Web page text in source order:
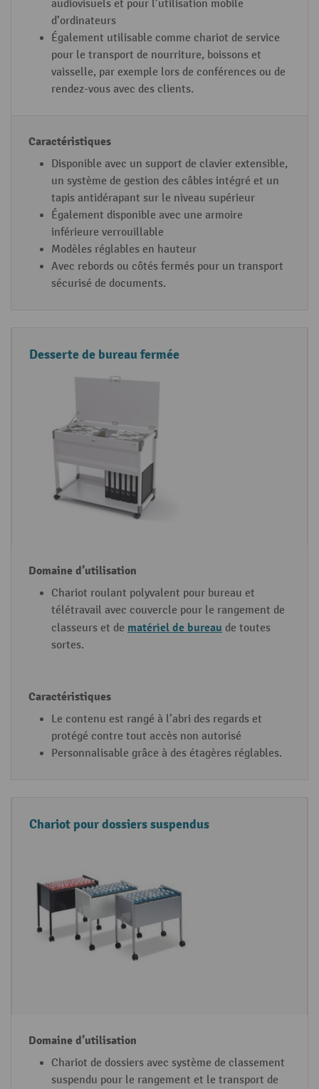
u
r
e
a
audiovisuels et pour l’utilisation mobile
d’ordinateurs
Également utilisable comme chariot de service
pour le transport de nourriture, boissons et
vaisselle, par exemple lors de conférences ou de
rendez-vous avec des clients.
Disponible avec un support de clavier extensible,
un système de gestion des câbles intégré et un
tapis antidérapant sur le niveau supérieur
Également disponible avec une armoire
inférieure verrouillable
Modèles réglables en hauteur
Avec rebords ou côtés fermés pour un transport
sécurisé de documents.
Desserte de bureau fermée
Chariot roulant polyvalent pour bureau et
télétravail avec couvercle pour le rangement de
classeurs et de matériel de bureau de toutes
sortes.
Le contenu est rangé à l’abri des regards et
protégé contre tout accès non autorisé
Personnalisable grâce à des étagères réglables.
Chariot pour dossiers suspendus
Chariot de dossiers avec système de classement
suspendu pour le rangement et le transport de